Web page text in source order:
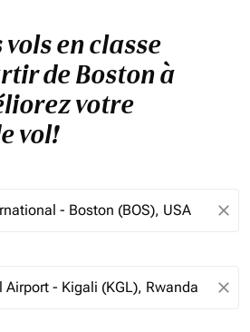
vols en classe
de Boston à
votre
vol!
close
close